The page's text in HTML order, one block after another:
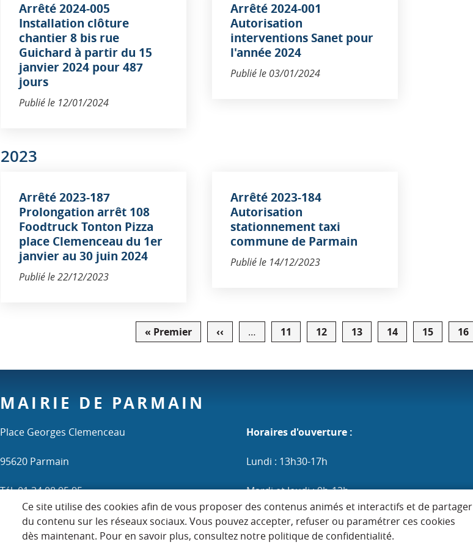
Arrêté 2024-005
Installation clôture
chantier 8 bis rue
Guichard à partir du 15
janvier 2024 pour 487
jours
Publié le 12/01/2024
Arrêté 2024-001
Autorisation
interventions Sanet pour
l'année 2024
Publié le 03/01/2024
2023
Arrêté 2023-187
Prolongation arrêt 108
Foodtruck Tonton Pizza
place Clemenceau du 1er
janvier au 30 juin 2024
Publié le22/12/2023
Arrêté 2023-184
Autorisation
stationnement taxi
commune de Parmain
Publié le 14/12/2023
« Premier Première
page
‹‹
précédente
… 11 12 13 14 15 16
Ce site utilise des cookies afin de vous proposer des contenus animés et interactifs et de partager
du contenu sur les réseaux sociaux. Vous pouvez accepter, refuser ou paramétrer ces cookies
dès maintenant. Pour en savoir plus, consultez notre politique de confidentialité.
MAIRIE DE PARMAIN
Place Georges Clemenceau
95620 Parmain
Tél. 01 34 08 95 95
Horaires d'ouverture :
Lundi : 13h30-17h
Mardi et Jeudi : 9h-12h
Mercredi et Vendredi : 9h-12h / 13h30-17h